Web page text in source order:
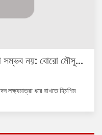
সম্ভব নয়: বোরো মৌসু...
লক্ষ্যমাত্রা ধরে রাখতে হিমশিম